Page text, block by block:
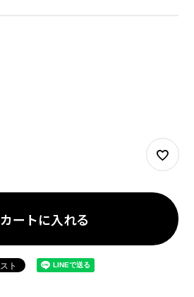
補助食品
カートに入れる